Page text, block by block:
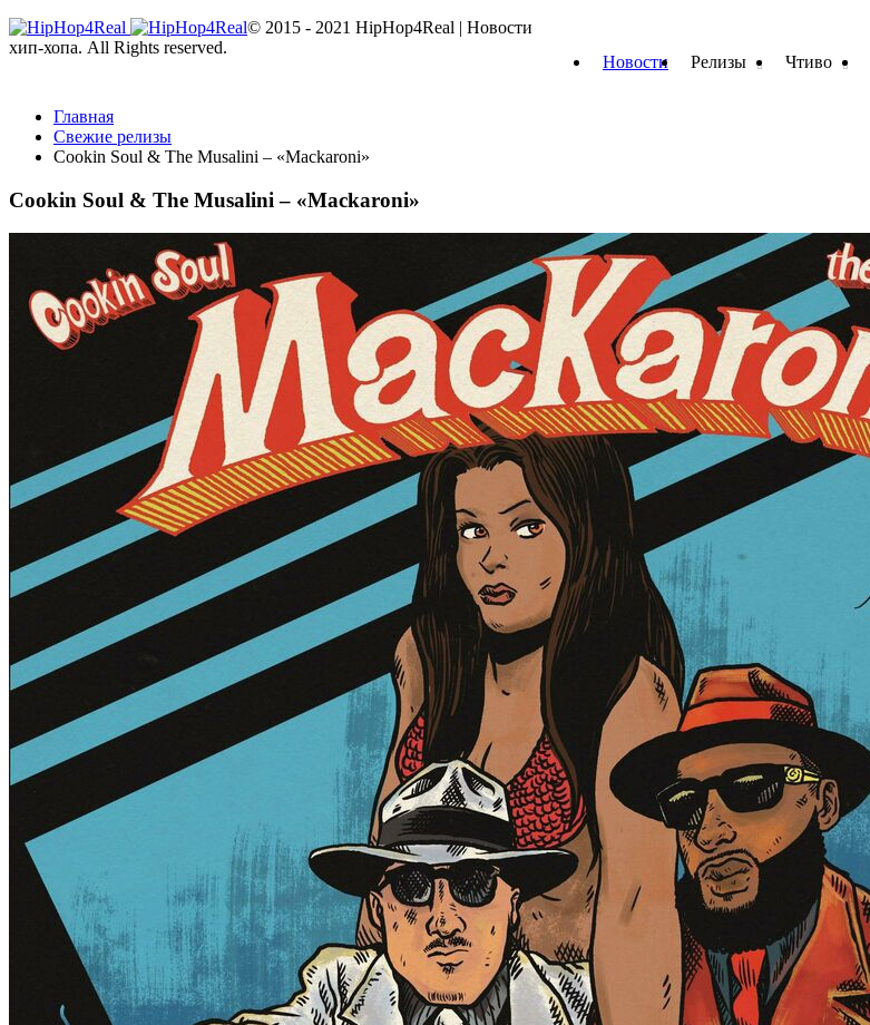
Новости Релизы Чтиво
Главная
Свежие релизы
Cookin Soul & The Musalini – «Mackaroni»
Cookin Soul & The Musalini – «Mackaroni»
© 2015 - 2021 HipHop4Real | Новости
хип-хопа. All Rights reserved.